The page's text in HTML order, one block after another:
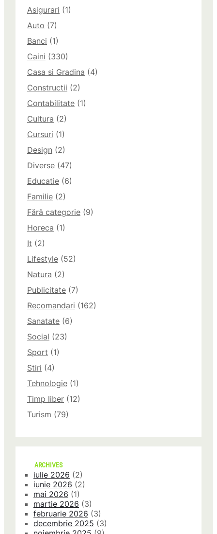
Asigurari (1)
Auto (7)
Banci (1)
Caini (330)
Casa si Gradina (4)
Constructii (2)
Contabilitate (1)
Cultura (2)
Cursuri (1)
Design (2)
Diverse (47)
Educatie (6)
Familie (2)
Fără categorie (9)
Horeca (1)
It (2)
Lifestyle (52)
Natura (2)
Publicitate (7)
Recomandari (162)
Sanatate (6)
Social (23)
Sport (1)
Stiri (4)
Tehnologie (1)
Timp liber (12)
Turism (79)
ARCHIVES
iulie 2026 (2)
iunie 2026 (2)
mai 2026 (1)
martie 2026 (3)
februarie 2026 (3)
decembrie 2025 (3)